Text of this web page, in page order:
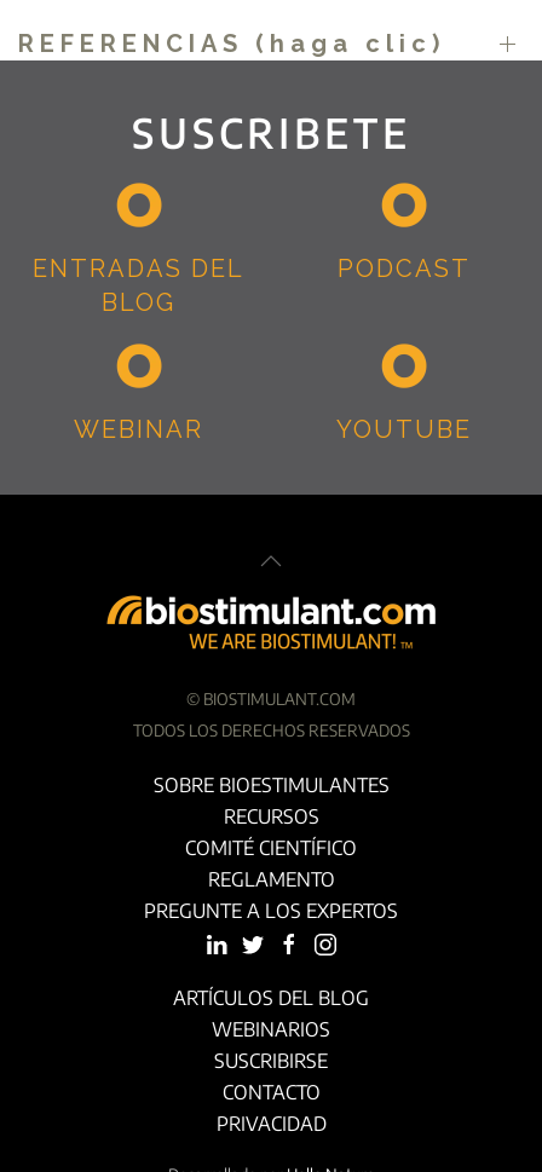
REFERENCIAS (haga clic)
SUSCRIBETE
ENTRADAS DEL
BLOG
PODCAST
WEBINAR YOUTUBE
© BIOSTIMULANT.COM
TODOS LOS DERECHOS RESERVADOS
SOBRE BIOESTIMULANTES
RECURSOS
COMITÉ CIENTÍFICO
REGLAMENTO
PREGUNTE A LOS EXPERTOS
ARTÍCULOS DEL BLOG
WEBINARIOS
SUSCRIBIRSE
CONTACTO
PRIVACIDAD